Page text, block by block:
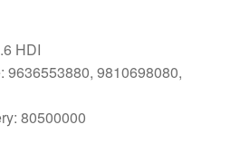
HDI
9636553880, 9810698080,
80500000